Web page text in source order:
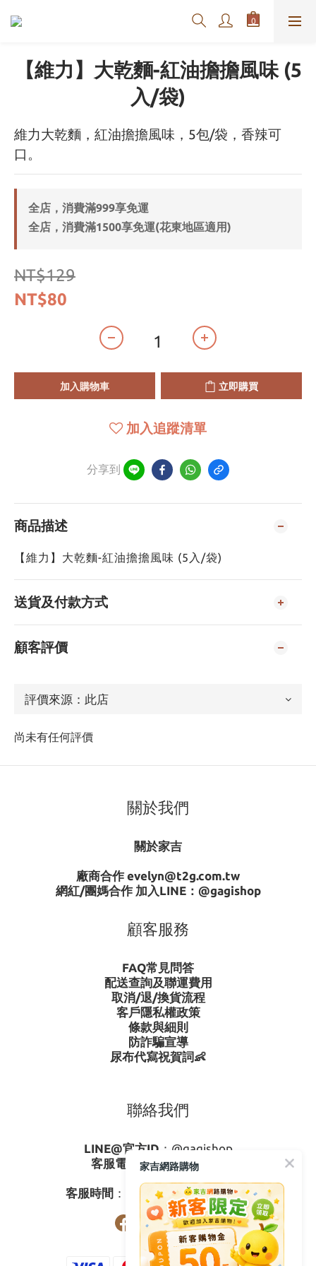
【維力】大乾麵-紅油擔擔風味 (5
入/袋)
維力大乾麵，紅油擔擔風味，5包/袋，香辣可
口。
全店，消費滿999享免運
全店，消費滿1500享免運(花東地區適用)
NT$129
NT$80
加入購物車 立即購買
加入追蹤清單
分享到
商品描述
【維力】大乾麵-紅油擔擔風味 (5入/袋)
送貨及付款方式
顧客評價
尚未有任何評價
關於我們
關於家吉
廠商合作 evelyn@t2g.com.tw
網紅/團媽合作 加入LINE： @gagishop
顧客服務
FAQ常見問答
配送查詢及聯運費用
取消/退/換貨流程
客戶隱私權政策
條款與細則
防詐騙宣導
尿布代寫祝賀詞👶
聯絡我們
LINE@官方ID ： @gagishop
客服電話 ：0800-273795
客服時間 ：週一至週五08:30-17:30
家吉網路購物